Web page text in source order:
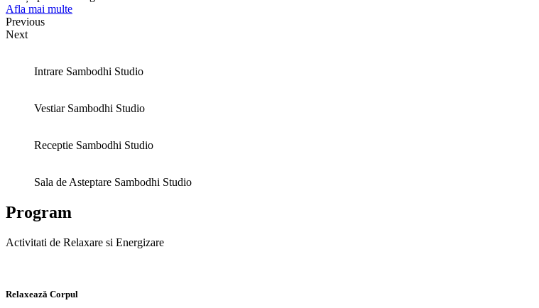
Afla mai multe
Previous
Next
Intrare Sambodhi Studio
Vestiar Sambodhi Studio
Receptie Sambodhi Studio
Sala de Asteptare Sambodhi Studio
Program
Activitati de Relaxare si Energizare
Relaxează Corpul